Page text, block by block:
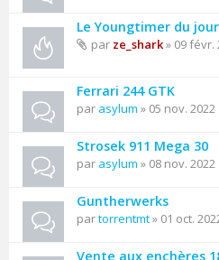
Le Youngtimer du jour
par ze_shark» 09 févr.
Ferrari 244 GTK
par asylum » 05 nov. 2022
Strosek 911 Mega 30
par asylum » 08 nov. 2022
Guntherwerks
partorrentmt» 01 oct.
Vente aux enchères